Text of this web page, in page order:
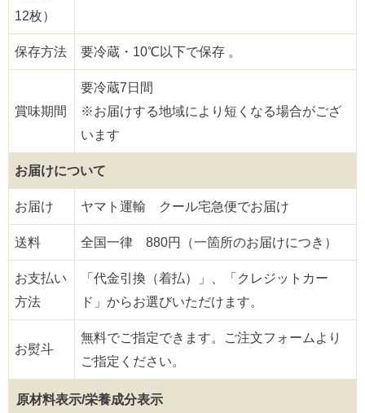
12枚）
保存方法 要冷蔵・10℃以下で保存 。
賞味期間
要冷蔵7日間
※お届けする地域により短くなる場合がござ
います
お届けについて
お届け ヤマト運輸 クール宅急便でお届け
送料 全国一律 880円（一箇所のお届けにつき）
お支払い
方法
「代金引換（着払）」、「クレジットカー
ド」からお選びいただけます。
お熨斗
無料でご指定できます。ご注文フォームより
ご指定ください。
原材料表示/栄養成分表示